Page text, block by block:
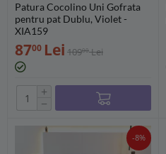
Patura Cocolino Uni Gofrata
pentru pat Dublu, Violet -
XIA159
8700 Lei 10900 Lei
+
−
-8%